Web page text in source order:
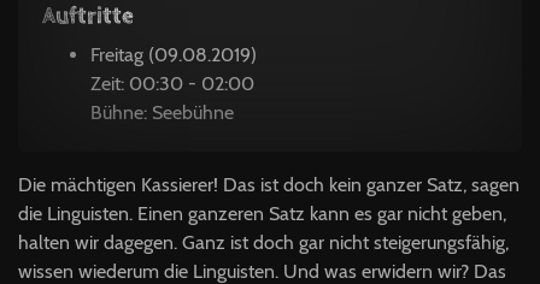
Auftritte
Freitag (09.08.2019)
Zeit: 00:30 - 02:00
Bühne: Seebühne
Die mächtigen Kassierer! Das ist doch kein ganzer Satz, sagen
die Linguisten. Einen ganzeren Satz kann es gar nicht geben,
halten wir dagegen. Ganz ist doch gar nicht steigerungsfähig,
wissen wiederum die Linguisten. Und was erwidern wir? Das